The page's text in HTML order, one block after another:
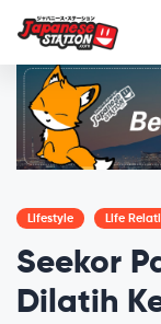
Lifestyle Life
Seekor
Dilatih